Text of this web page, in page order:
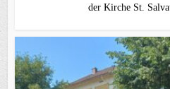
der Kirche St.